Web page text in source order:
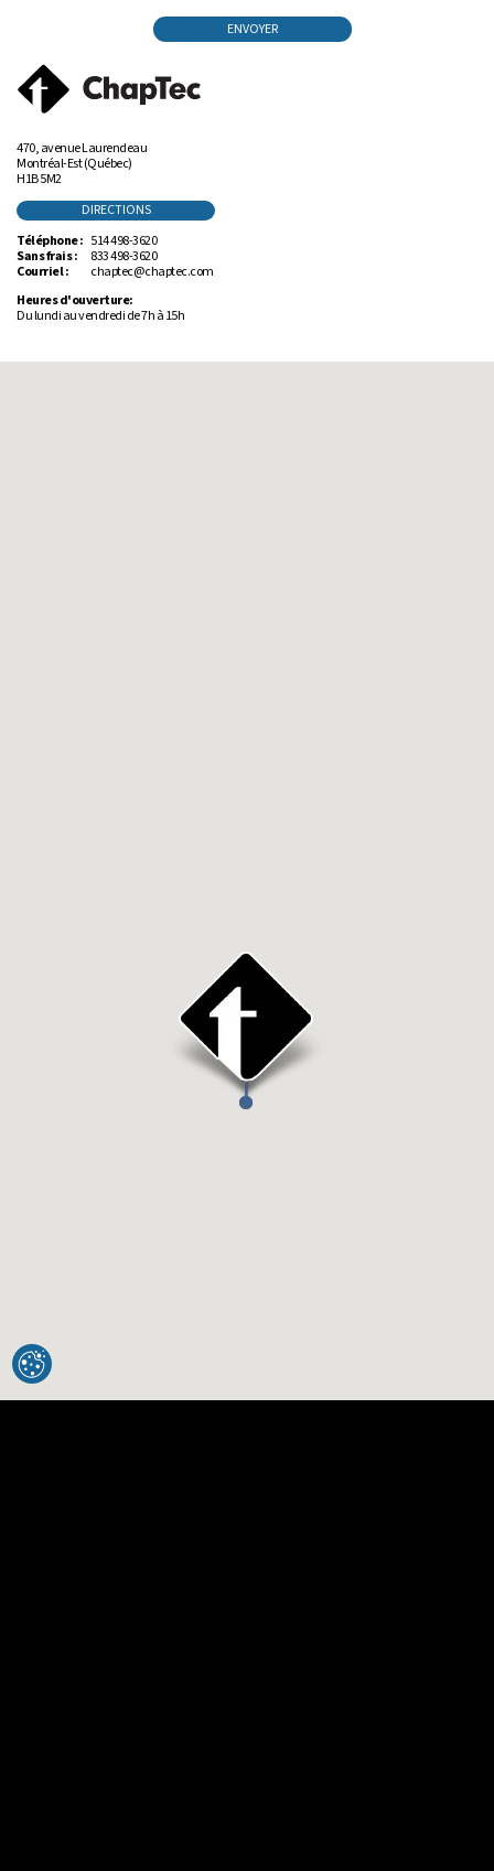
ENVOYER
470, avenue Laurendeau
Montréal-Est (Québec)
H1B 5M2
DIRECTIONS
Téléphone : 514 498-3620
Sans frais :
833 498-3620
Courriel :
chaptec@chaptec.com
Heures d'ouverture:
Du lundi au vendredi de 7h à 15h